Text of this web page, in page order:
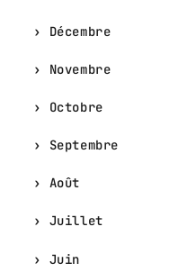
Décembre
Novembre
Octobre
Septembre
Août
Juillet
Juin